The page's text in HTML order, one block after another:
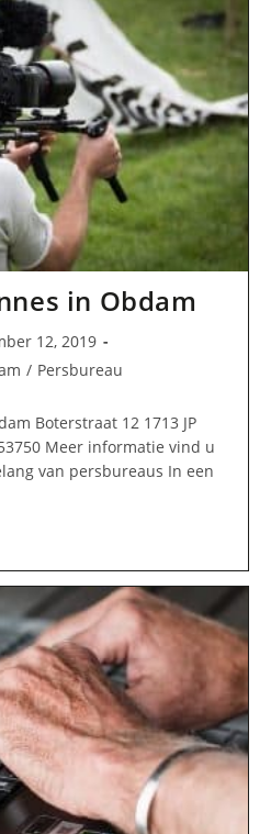
in Obdam
12, 2019
/ Persbureau
Boterstraat 12 1713 JP
Meer informatie vind u
van persbureaus In een